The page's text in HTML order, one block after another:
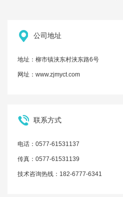
公司地址
地址：柳市镇浃东村浃东路6号
网址：www.zjmyct.com
联系方式
电话：0577-61531137
传真：0577-61531139
技术咨询热线：182-6777-6341